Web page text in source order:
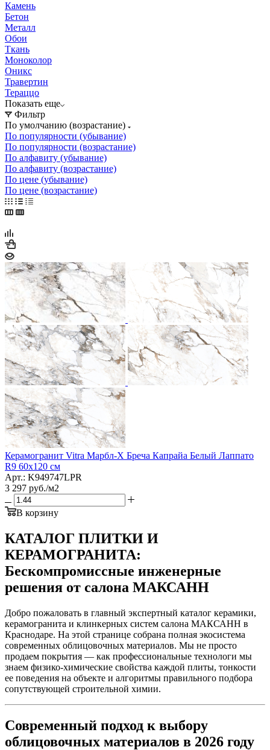
Камень
Бетон
Металл
Обои
Ткань
Моноколор
Оникс
Травертин
Тераццо
Показать еще
Фильтр
По умолчанию (возрастание)
По популярности (убывание)
По популярности (возрастание)
По алфавиту (убывание)
По алфавиту (возрастание)
По цене (убывание)
По цене (возрастание)
Керамогранит Vitra Марбл-Х Бреча Капрайа Белый Лаппато
R9 60x120 см
Арт.: K949747LPR
3 297 руб./м2
В корзину
КАТАЛОГ ПЛИТКИ И
КЕРАМОГРАНИТА:
Бескомпромиссные инженерные
решения от салона МАКСАНН
Добро пожаловать в главный экспертный каталог керамики,
керамогранита и клинкерных систем салона МАКСАНН в
Краснодаре. На этой странице собрана полная экосистема
современных облицовочных материалов. Мы не просто
продаем покрытия — как профессиональные технологи мы
знаем физико-химические свойства каждой плиты, тонкости
ее поведения на объекте и алгоритмы правильного подбора
сопутствующей строительной химии.
Современный подход к выбору
облицовочных материалов в 2026 году